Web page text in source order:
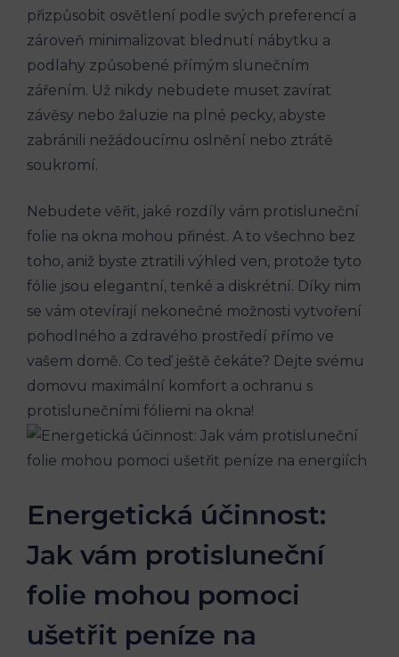
přizpůsobit osvětlení podle svých preferencí a
zároveň minimalizovat blednutí nábytku a
podlahy způsobené přímým slunečním
zářením. Už nikdy nebudete muset zavírat
závěsy nebo žaluzie na plné pecky, abyste
zabránili nežádoucímu oslnění nebo ztrátě
soukromí.
Nebudete věřit, jaké rozdíly vám protisluneční
folie na okna mohou přinést. A to všechno bez
toho, aniž byste ztratili výhled ven, protože tyto
fólie jsou elegantní, tenké a diskrétní. Díky nim
se vám otevírají nekonečné možnosti vytvoření
pohodlného a zdravého prostředí přímo ve
vašem domě. Co teď ještě čekáte? Dejte svému
domovu maximální komfort a ochranu s
protislunečními fóliemi na okna!
Energetická účinnost:
Jak vám protisluneční
folie mohou pomoci
ušetřit peníze na